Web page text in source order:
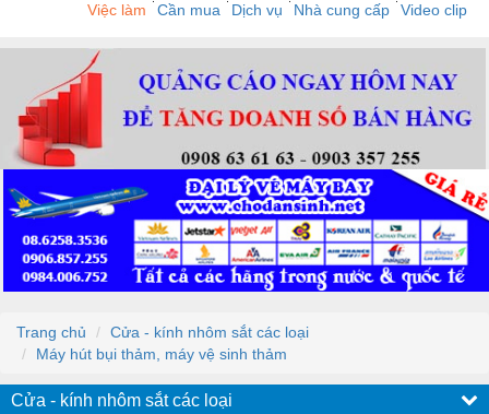
Việc làm Cần mua Dịch vụ Nhà cung cấp Video clip
Trang chủ
Cửa - kính nhôm sắt các loại
Máy hút bụi thảm, máy vệ sinh thảm
Cửa - kính nhôm sắt các loại